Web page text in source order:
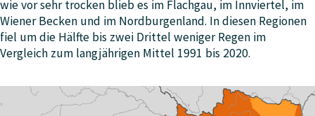
wie vor sehr trocken blieb es im Flachgau, im Innviertel, im
Wiener Becken und im Nordburgenland. In diesen Regionen
fiel um die Hälfte bis zwei Drittel weniger Regen im
Vergleich zum langjährigen Mittel 1991 bis 2020.